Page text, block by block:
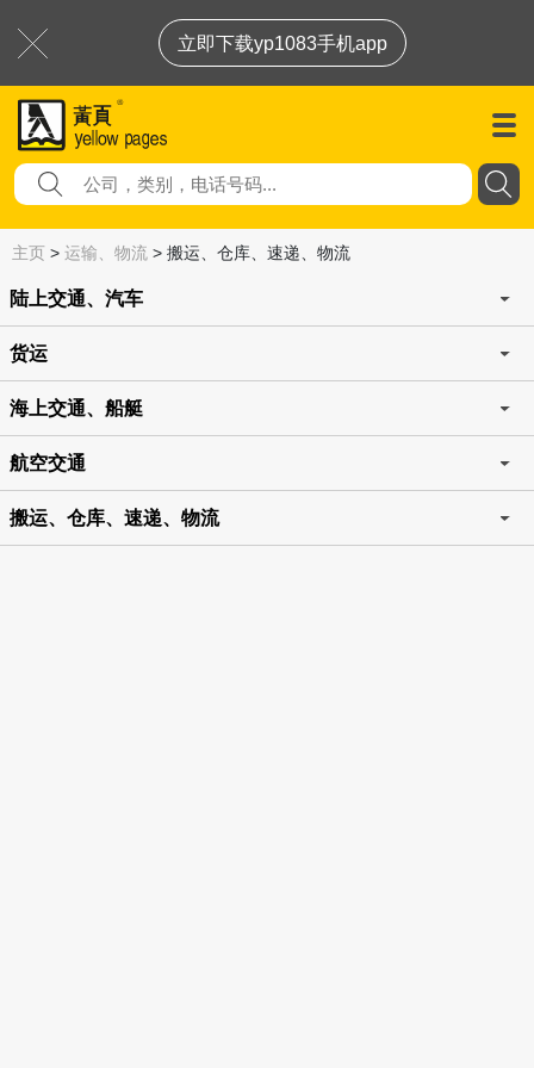
立即下载yp1083手机app
主页 > 运输、物流 > 搬运、仓库、速递、物流
陆上交通、汽车
货运
海上交通、船艇
航空交通
搬运、仓库、速递、物流